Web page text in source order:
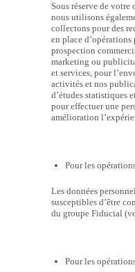
Sous réserve de
nous utilisons
collectons pour des
en place
prospection
marketing ou
et services, pour
activités et nos
d’études statistiques
pour effectuer une
amélioration
Pour les
Les données
susceptibles d’être
du groupe Fiducial
Pour les